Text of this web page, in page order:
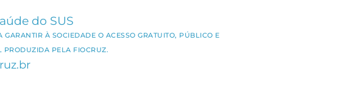
do SUS
À SOCIEDADE O ACESSO GRATUITO, PÚBLICO E
PRODUZIDA PELA FIOCRUZ.